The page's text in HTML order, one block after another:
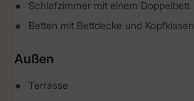
Schlafzimmer mit einem Doppelbett
Betten mit Bettdecke und Kopfkissen
Außen
Terrasse